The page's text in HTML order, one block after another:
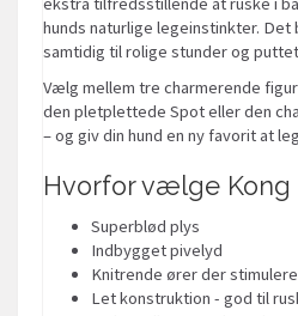
hunds naturlige legeinstinkter.
samtidig til rolige stunder og
Vælg mellem tre charmerende
den pletplettede Spot eller den
– og giv din hund en ny favorit at
Hvorfor vælge Kong
Superblød plys
Indbygget pivelyd
Knitrende ører der
Let konstruktion - god til